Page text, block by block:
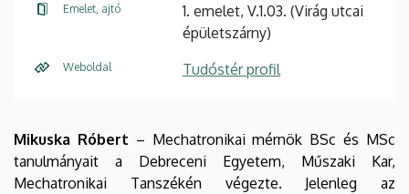
Emelet, ajtó
1. emelet, V.1.03. (Virág utcai
épületszárny)
Weboldal Tudóstér profil
Mikuska Róbert – Mechatronikai mérnök BSc és MSc
tanulmányait a Debreceni Egyetem, Műszaki Kar,
Mechatronikai Tanszékén végezte. Jelenleg az